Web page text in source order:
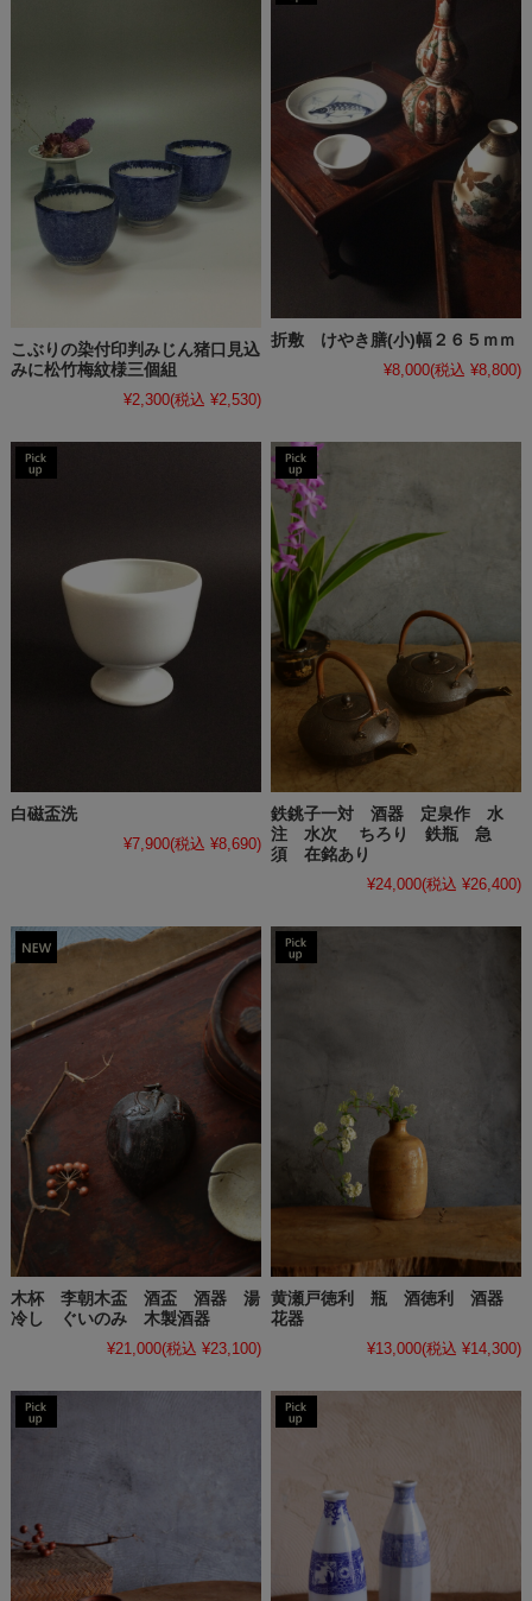
こぶりの染付印判みじん猪口見込
みに松竹梅紋様三個組
¥2,300(税込 ¥2,530)
折敷 けやき膳(小)幅２６５ｍｍ
¥8,000(税込 ¥8,800)
白磁盃洗
¥7,900(税込 ¥8,690)
鉄銚子一対 酒器 定泉作 水
注 水次 ちろり 鉄瓶 急
須 在銘あり
¥24,000(税込 ¥26,400)
木杯 李朝木盃 酒盃 酒器 湯
冷し ぐいのみ 木製酒器
¥21,000(税込 ¥23,100)
黄瀬戸徳利 瓶 酒徳利 酒器
花器
¥13,000(税込 ¥14,300)